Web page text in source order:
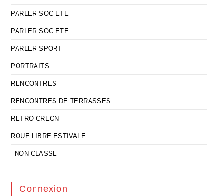
PARLER SOCIETE
PARLER SOCIETE
PARLER SPORT
PORTRAITS
RENCONTRES
RENCONTRES DE TERRASSES
RETRO CREON
ROUE LIBRE ESTIVALE
_NON CLASSE
Connexion